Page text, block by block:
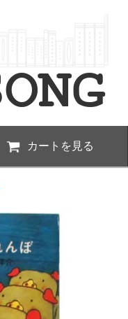
カートを見る